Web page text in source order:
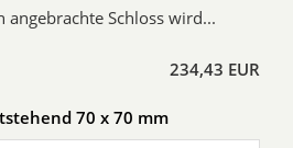
angebrachte Schloss wird...
234,43 EUR
70 x 70 mm